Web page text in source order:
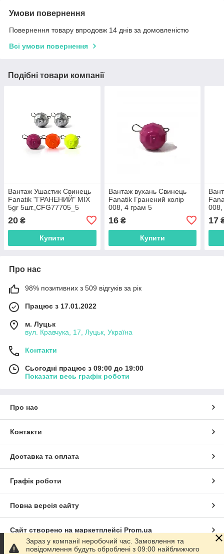
Умови повернення
Повернення товару впродовж 14 днів за домовленістю
Всі умови повернення
Подібні товари компанії
Вантаж Ушастик Свинець
Fanatik "ГРАНЕНИЙ" MIX
5gr 5шт.,CFG77705_5
20 ₴
Купити
Вантаж вухань Свинець
Fanatik Гранений колір
008, 4 грам 5
16₴
Купити
008,
17
Про нас
98% позитивних з 509 відгуків за рік
Працює з 17.01.2022
м. Луцьк
вул. Кравчука, 17, Луцьк, Україна
Контакти
Сьогодні працює з 09:00 до 19:00
Показати весь графік роботи
Про нас
Контакти
Доставка та оплата
Графік роботи
Повна версія сайту
Сайт створено на маркетплейсі Prom.ua
Зараз у компанії неробочий час. Замовлення та
повідомлення будуть оброблені з 09:00 найближчого